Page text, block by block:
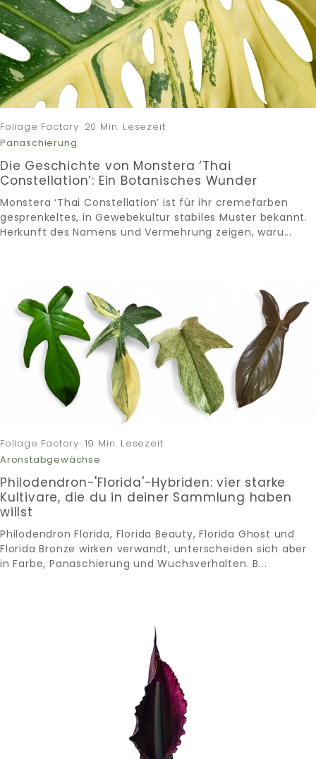
Foliage Factory· 20 Min. Lesezeit
Panaschierung
Die Geschichte von Monstera ‘Thai
Constellation’: Ein Botanisches Wunder
Monstera ‘Thai Constellation’ ist für ihr cremefarben
gesprenkeltes, in Gewebekultur stabiles Muster bekannt.
Herkunft des Namens und Vermehrung zeigen, waru...
Foliage Factory· 19 Min. Lesezeit
Aronstabgewächse
Philodendron-'Florida'-Hybriden: vier starke
Kultivare, die du in deiner Sammlung haben
willst
Philodendron Florida, Florida Beauty, Florida Ghost und
Florida Bronze wirken verwandt, unterscheiden sich aber
in Farbe, Panaschierung und Wuchsverhalten. B...